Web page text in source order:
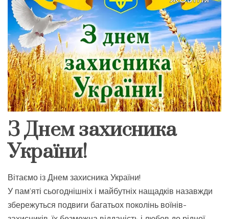
З Днем захисника
України!
Вітаємо із Днем захисника України!
У пам’яті сьогоднішніх і майбутніх нащадків назавжди
збережуться подвиги багатьох поколінь воїнів-